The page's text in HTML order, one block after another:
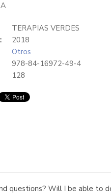
TERAPIAS VERDES
2018
Otros
978-84-16972-49-4
128
questions? Will I be able